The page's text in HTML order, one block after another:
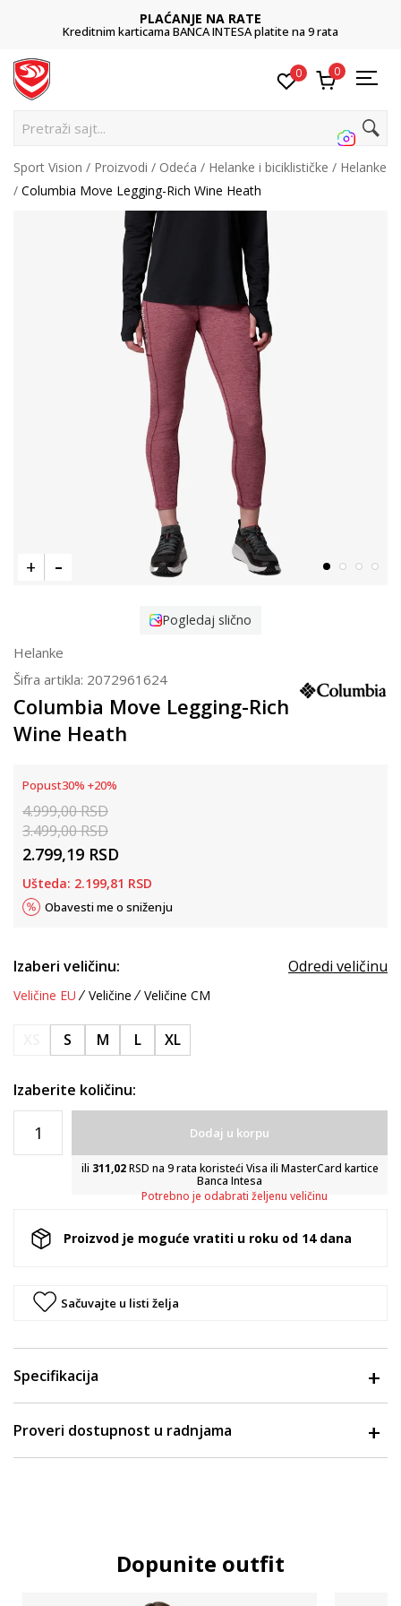
PLAĆANJE NA RATE
Kreditnim karticama BANCA INTESA platite na 9 rata
0 0
Pretraži sajt...
Sport Vision Proizvodi Odeća Helanke i biciklističke
Helanke
Columbia Move Legging-Rich Wine Heath
Pogledaj slično
Helanke
Šifra artikla: 2072961624
Columbia Move Legging-Rich
Wine Heath
Popust30% +20%
4.999,00RSD
3.499,00RSD
2.799,19 RSD
Ušteda: 2.199,81 RSD
Obavesti me o sniženju
Izaberi veličinu: Odredi veličinu
Veličine EU Veličine Veličine CM
S M L XL
Izaberite količinu:
Dodaj u korpu
ili 311,02RSD na 9 rata koristeći Visa ili MasterCard kartice
Banca Intesa
Potrebno je odabrati željenu veličinu
Proizvod je moguće vratiti u roku od 14 dana
Sačuvajte u listi želja
Specifikacija
Proveri dostupnost u radnjama
Dopunite outfit